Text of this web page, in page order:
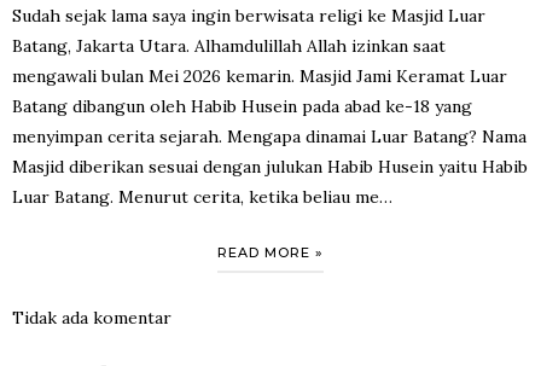
Sudah sejak lama saya ingin berwisata religi ke Masjid Luar
Batang, Jakarta Utara. Alhamdulillah Allah izinkan saat
mengawali bulan Mei 2026 kemarin. Masjid Jami Keramat Luar
Batang dibangun oleh Habib Husein pada abad ke-18 yang
menyimpan cerita sejarah. Mengapa dinamai Luar Batang? Nama
Masjid diberikan sesuai dengan julukan Habib Husein yaitu Habib
Luar Batang. Menurut cerita, ketika beliau me…
READ MORE »
Tidak ada komentar